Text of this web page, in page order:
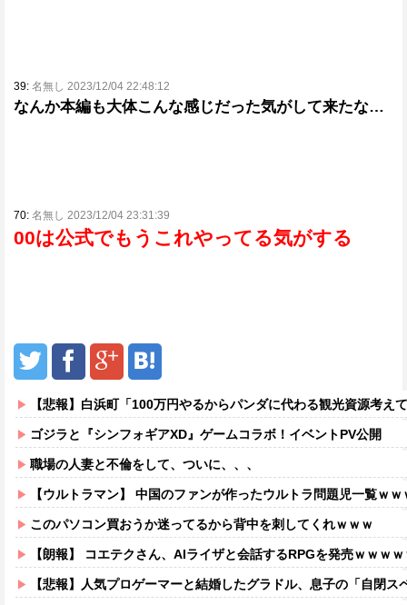
39: 名無し 2023/12/04 22:48:12
なんか本編も大体こんな感じだった気がして来たな…
70: 名無し 2023/12/04 23:31:39
00は公式でもうこれやってる気がする
【悲報】白浜町「100万円やるからパンダに代わる観光資源考え
ゴジラと『シンフォギアXD』ゲームコラボ！イベントPV公開
職場の人妻と不倫をして、ついに、、、
【ウルトラマン】 中国のファンが作ったウルトラ問題児一覧ｗｗ
このパソコン買おうか迷ってるから背中を刺してくれｗｗｗ
【朗報】 コエテクさん、AIライザと会話するRPGを発売ｗｗｗ
【悲報】人気プロゲーマーと結婚したグラドル、息子の「自閉スペクト